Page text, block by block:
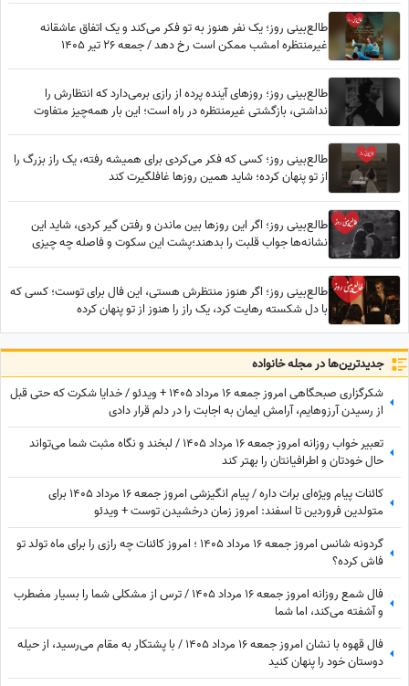
طالع‌بینی روز؛ یک نفر هنوز به تو فکر می‌کند و یک اتفاق عاشقانه
غیرمنتظره امشب ممکن است رخ دهد / جمعه 26 تیر 1405
طالع‌بینی روز؛ روزهای آینده پرده از رازی برمی‌دارد که انتظارش را
نداشتی، بازگشتی غیرمنتظره در راه است؛ این بار همه‌چیز متفاوت
طالع‌بینی روز؛ کسی که فکر می‌کردی برای همیشه رفته، یک راز بزرگ را
از تو پنهان کرده؛ شاید همین روزها غافلگیرت کند
طالع‌بینی روز؛ اگر این روزها بین ماندن و رفتن گیر کردی، شاید این
نشانه‌ها جواب قلبت را بدهند؛پشت این سکوت و فاصله چه چیزی
طالع‌بینی روز؛ اگر هنوز منتظرش هستی، این فال برای توست؛ کسی که
با دل شکسته رهایت کرد، یک راز را هنوز از تو پنهان کرده
جدید‌ترین‌ها در مجله خانواده
شکرگزاری صبحگاهی امروز جمعه 16 مرداد 1405 + ویدئو / خدایا شکرت که حتی قبل
از رسیدن آرزوهایم، آرامشِ ایمان به اجابت را در دلم قرار دادی
تعبیر خواب روزانه امروز جمعه 16 مرداد 1405 / لبخند و نگاه مثبت شما می‌تواند
حال خودتان و اطرافیانتان را بهتر کند
کائنات پیام ویژه‌ای برات داره / پیام انگیزشی امروز جمعه 16 مرداد 1405 برای
متولدین فروردین تا اسفند: امروز زمان درخشیدن توست + ویدئو
گردونه شانس امروز جمعه 16 مرداد 1405 ؛ امروز کائنات چه رازی را برای ماه تولد تو
فاش کرده؟
فال شمع روزانه امروز جمعه 16 مرداد 1405 / ترس از مشکلی شما را بسیار مضطرب
و آشفته می‌کند، اما شما
فال قهوه با نشان امروز جمعه 16 مرداد 1405 / با پشتکار به مقام می‌رسید، از حیله
دوستان خود را پنهان کنید